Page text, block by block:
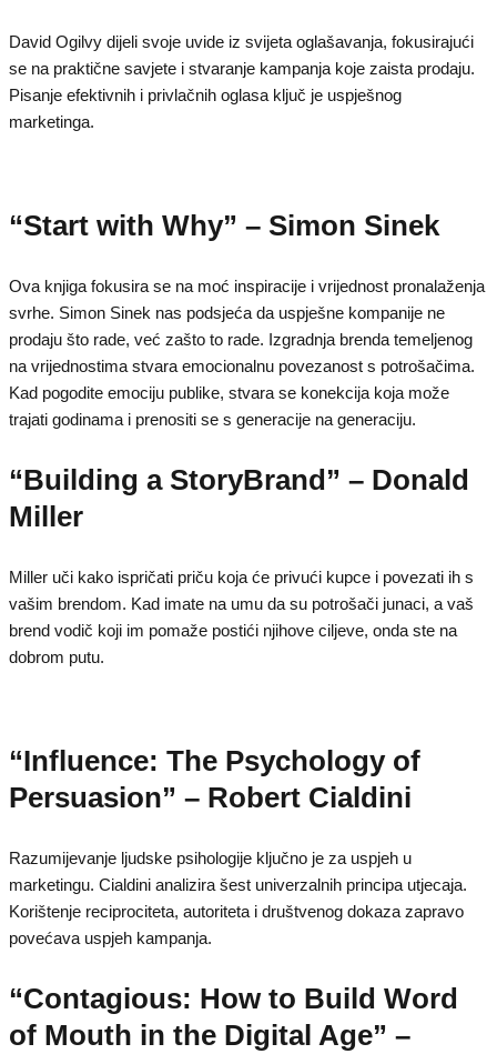
David Ogilvy dijeli svoje uvide iz svijeta oglašavanja, fokusirajući
se na praktične savjete i stvaranje kampanja koje zaista prodaju.
Pisanje efektivnih i privlačnih oglasa ključ je uspješnog
marketinga.
“Start with Why” – Simon Sinek
Ova knjiga fokusira se na moć inspiracije i vrijednost pronalaženja
svrhe. Simon Sinek nas podsjeća da uspješne kompanije ne
prodaju što rade, već zašto to rade. Izgradnja brenda temeljenog
na vrijednostima stvara emocionalnu povezanost s potrošačima.
Kad pogodite emociju publike, stvara se konekcija koja može
trajati godinama i prenositi se s generacije na generaciju.
“Building a StoryBrand” – Donald
Miller
Miller uči kako ispričati priču koja će privući kupce i povezati ih s
vašim brendom. Kad imate na umu da su potrošači junaci, a vaš
brend vodič koji im pomaže postići njihove ciljeve, onda ste na
dobrom putu.
“Influence: The Psychology of
Persuasion” – Robert Cialdini
Razumijevanje ljudske psihologije ključno je za uspjeh u
marketingu. Cialdini analizira šest univerzalnih principa utjecaja.
Korištenje reciprociteta, autoriteta i društvenog dokaza zapravo
povećava uspjeh kampanja.
“Contagious: How to Build Word
of Mouth in the Digital Age” –